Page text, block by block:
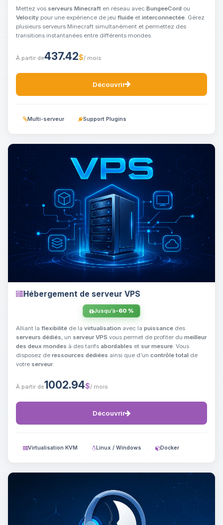
Mettez vos serveurs Minecraft en réseau avec BungeeCord ou
Velocity pour une expérience de jeu fluide et interconnectée. Gérez
plusieurs serveurs Minecraft simultanément et permettez des
transitions instantanées entre différents mondes.
À partir de437.42$/ mois
Découvrir
Multi-serveur Support Plugins
Hébergement de serveur VPS
Jusqu’à-60 %
Alliant la flexibilité de la virtualisation avec la puissance des
serveurs dédiés, un serveur VPS vous permet de profiter du meilleur
des deux mondes à des tarifs abordables et sur mesure. Vous
disposez de ressources dédiées ainsi que d’un contrôle total de
votre serveur.
À partir de1002.94$/ mois
Découvrir
Virtualisation KVM Linux / Windows Docker